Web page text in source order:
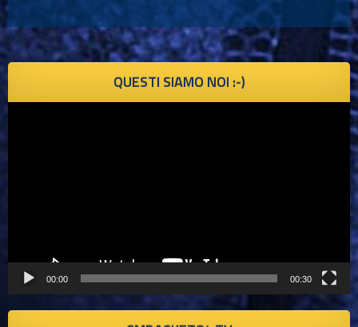
QUESTI SIAMO NOI :-)
00:00 00:30